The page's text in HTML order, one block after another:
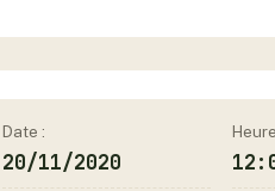
Date :
20/11/2020